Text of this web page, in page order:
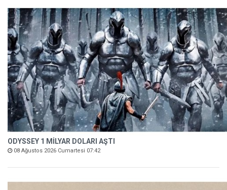
ODYSSEY 1 MİLYAR DOLARI AŞTI
08 Ağustos 2026 Cumartesi 07:42